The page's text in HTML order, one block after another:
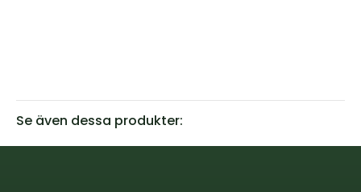
Se även dessa produkter: